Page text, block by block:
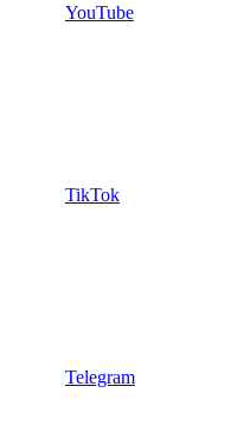
YouTube
TikTok
Telegram